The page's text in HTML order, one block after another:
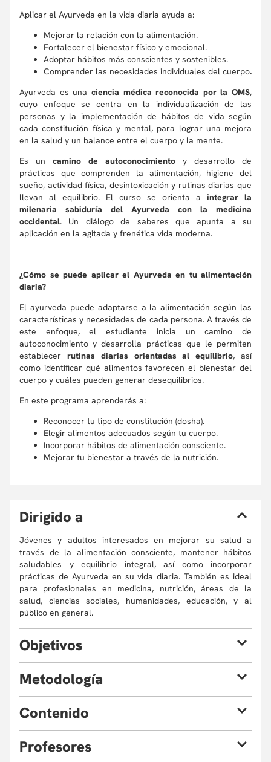
Aplicar el Ayurveda en la vida diaria ayuda a:
Mejorar la relación con la alimentación.
Fortalecer el bienestar físico y emocional.
Adoptar hábitos más conscientes y sostenibles.
Comprender las necesidades individuales del cuerpo.
Ayurveda es una ciencia médica reconocida por la OMS,
cuyo enfoque se centra en la individualización de las
personas y la implementación de hábitos de vida según
cada constitución física y mental, para lograr una mejora
en la salud y un balance entre el cuerpo y la mente.
Es un camino de autoconocimiento y desarrollo de
prácticas que comprenden la alimentación, higiene del
sueño, actividad física, desintoxicación y rutinas diarias que
llevan al equilibrio. El curso se orienta a integrar la
milenaria sabiduría del Ayurveda con la medicina
occidental. Un diálogo de saberes que apunta a su
aplicación en la agitada y frenética vida moderna.
¿Cómo se puede aplicar el Ayurveda en tu alimentación
diaria?
El ayurveda puede adaptarse a la alimentación según las
características y necesidades de cada persona. A través de
este enfoque, el estudiante inicia un camino de
autoconocimiento y desarrolla prácticas que le permiten
establecer rutinas diarias orientadas al equilibrio, así
como identificar qué alimentos favorecen el bienestar del
cuerpo y cuáles pueden generar desequilibrios.
En este programa aprenderás a:
Reconocer tu tipo de constitución (dosha).
Elegir alimentos adecuados según tu cuerpo.
Incorporar hábitos de alimentación consciente.
Mejorar tu bienestar a través de la nutrición.
Dirigido a
Jóvenes y adultos interesados en mejorar su salud a
través de la alimentación consciente, mantener hábitos
saludables y equilibrio integral, así como incorporar
prácticas de Ayurveda en su vida diaria. También es ideal
para profesionales en medicina, nutrición, áreas de la
salud, ciencias sociales, humanidades, educación, y al
público en general.
Objetivos
Comprender los conceptos básicos de la medicina
Identificar el Dosha predominante en cada
visión de Ayurveda y su conexión con la medicina
Metodología
de una metodología teórica, con actividades que permitan
estudiante realizará ejercicios para su vida diaria en los
Contenido
Introducción al Ayurveda: Teoría de los cinco
Profesores